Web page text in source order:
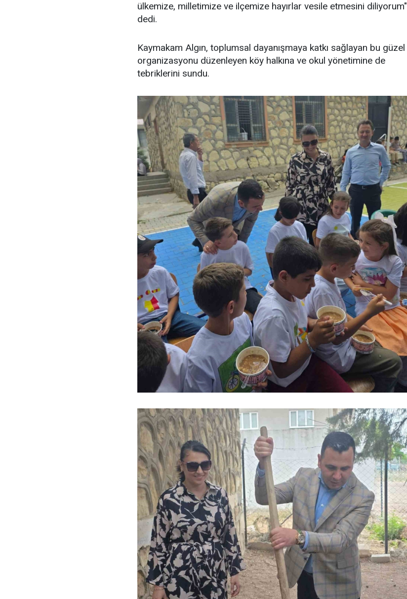
ülkemize, milletimize ve ilçemize hayırlar vesile etmesini diliyorum"
dedi.
Kaymakam Algın, toplumsal dayanışmaya katkı sağlayan bu güzel
organizasyonu düzenleyen köy halkına ve okul yönetimine de
tebriklerini sundu.